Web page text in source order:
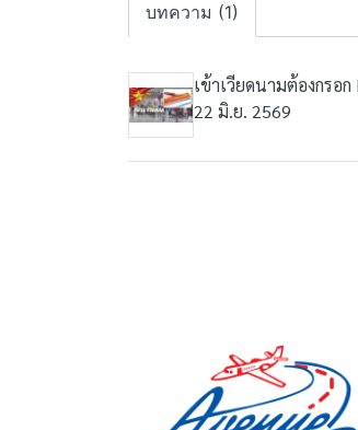
บทความ (1)
เข้าเวียดนามต้องกรอ
22 มิ.ย. 2569